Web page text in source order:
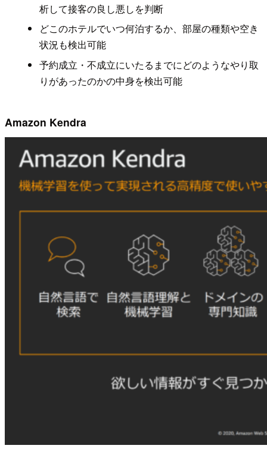
析して接客の良し悪しを判断
どこのホテルでいつ何泊するか、部屋の種類や空き
状況も検出可能
予約成立・不成立にいたるまでにどのようなやり取
りがあったのかの中身を検出可能
Amazon Kendra